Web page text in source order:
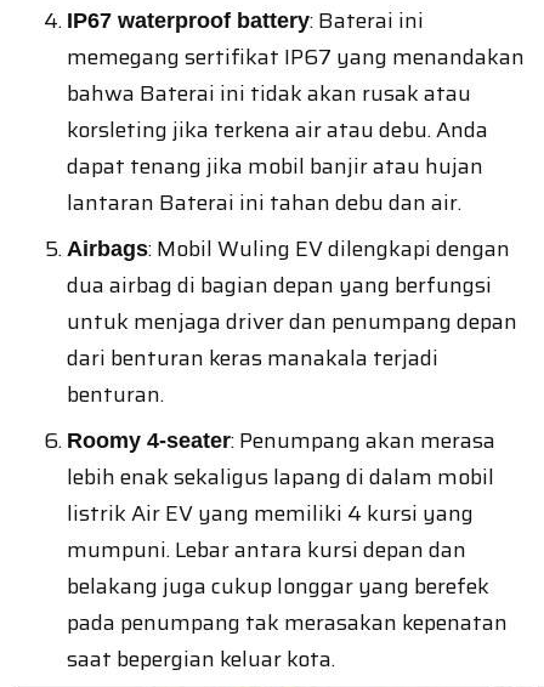
IP67 waterproof battery: Baterai ini
memegang sertifikat IP67 yang menandakan
bahwa Baterai ini tidak akan rusak atau
korsleting jika terkena air atau debu. Anda
dapat tenang jika mobil banjir atau hujan
lantaran Baterai ini tahan debu dan air.
Airbags: Mobil Wuling EV dilengkapi dengan
dua airbag di bagian depan yang berfungsi
untuk menjaga driver dan penumpang depan
dari benturan keras manakala terjadi
benturan.
Roomy 4-seater: Penumpang akan merasa
lebih enak sekaligus lapang di dalam mobil
listrik Air EV yang memiliki 4 kursi yang
mumpuni. Lebar antara kursi depan dan
belakang juga cukup longgar yang berefek
pada penumpang tak merasakan kepenatan
saat bepergian keluar kota.